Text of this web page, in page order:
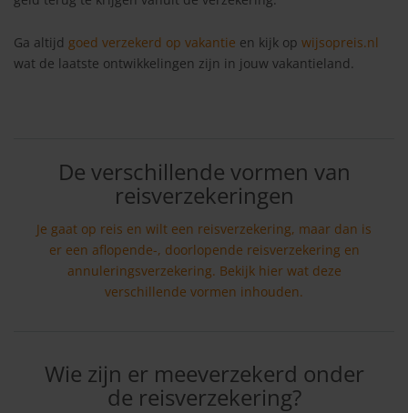
Ga altijd goed verzekerd op vakantie en kijk op wijsopreis.nl
wat de laatste ontwikkelingen zijn in jouw vakantieland.
De verschillende vormen van
reisverzekeringen
Je gaat op reis en wilt een reisverzekering, maar dan is
er een aflopende-, doorlopende reisverzekering en
annuleringsverzekering. Bekijk hier wat deze
verschillende vormen inhouden.
Wie zijn er meeverzekerd onder
de reisverzekering?